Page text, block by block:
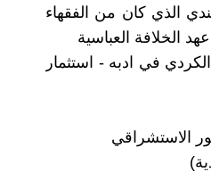
الذي كان من الفقهاء
الخلافة العباسية
في ادبه - استثمار
الاستشراقي